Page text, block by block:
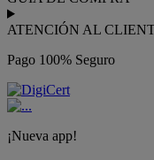
ATENCIÓN AL
Pago 100% Seguro
¡Nueva app!